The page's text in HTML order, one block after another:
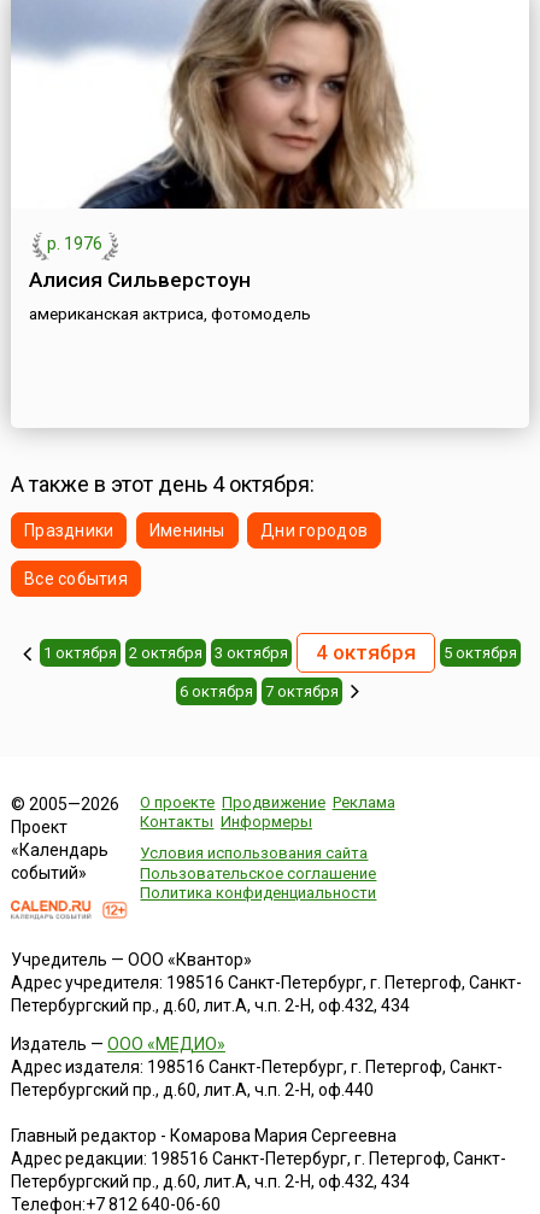
р. 1976
Алисия Сильверстоун
американская актриса, фотомодель
А также в этот день 4 октября:
Праздники Именины Дни городов
Все события
1 октября 2 октября 3 октября 4 октября 5 октября
6 октября 7 октября
© 2005—2026
Проект
«Календарь
событий»
О проекте Продвижение Реклама
Контакты Информеры
Условия использования сайта
Пользовательское соглашение
Политика конфиденциальности
Учредитель — ООО «Квантор»
Адрес учредителя: 198516 Санкт-Петербург, г. Петергоф, Санкт-
Петербургский пр., д.60, лит.А, ч.п. 2-Н, оф.432, 434
Издатель — ООО «МЕДИО»
Адрес издателя: 198516 Санкт-Петербург, г. Петергоф, Санкт-
Петербургский пр., д.60, лит.А, ч.п. 2-Н, оф.440
Главный редактор - Комарова Мария Сергеевна
Адрес редакции: 198516 Санкт-Петербург, г. Петергоф, Санкт-
Петербургский пр., д.60, лит.А, ч.п. 2-Н, оф.432, 434
Телефон:+7 812 640-06-60